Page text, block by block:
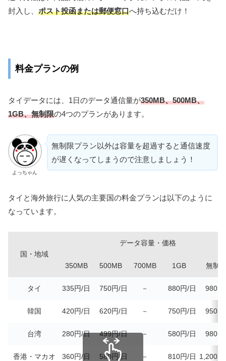
封入し、 ポスト投函または郵便窓口へ持ち込むだけ！
料金プランの例
タイデータには、1日のデータ通信量が350MB、500MB、
1GB、無制限の4つのプランがあります。
よっちゃん
無制限プラン以外は容量を超過すると通信速度
が遅くなってしまうので注意しましょう！
タイと海外旅行に人気の主要国の料金プランは以下のように
なっています。
国・地域
データ容量・価格
350MB 500MB 700MB 1GB 無制
タイ 335円/日 750円/日 － 880円/日 980円
韓国 420円/日 620円/日 － 750円/日 950円
台湾 280円/日 499円/日 － 580円/日 980円
香港・マカオ 360円/日 580円/日 － 810円/日 1,200円